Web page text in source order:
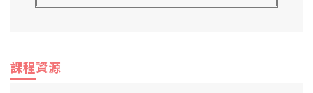
課程資源